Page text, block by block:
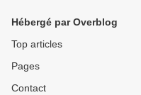
Hébergé par Overblog
Top articles
Pages
Contact